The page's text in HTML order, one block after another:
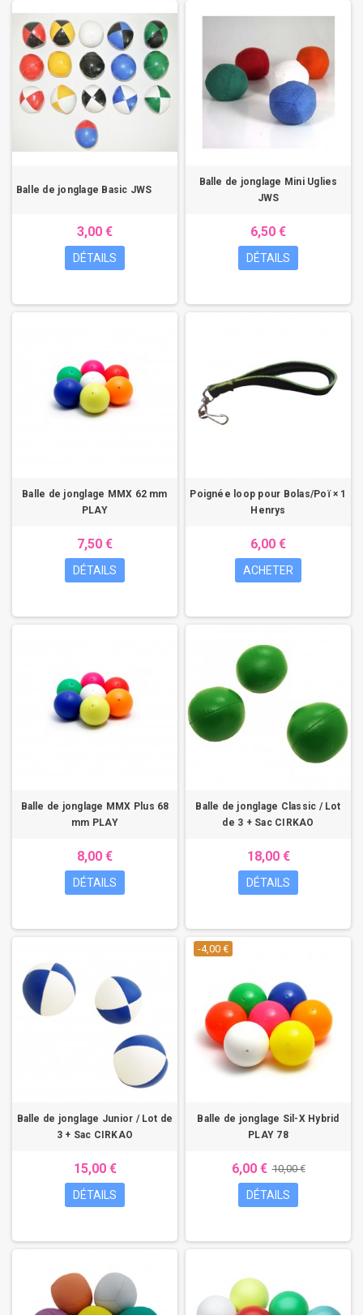
Balle de jonglage Basic JWS
3,00 €
DÉTAILS
Balle de jonglage Mini Uglies
JWS
6,50 €
DÉTAILS
Balle de jonglage MMX 62 mm
PLAY
7,50 €
DÉTAILS
Poignée loop pour Bolas/Poï × 1
Henrys
6,00 €
ACHETER
Balle de jonglage MMX Plus 68
mm PLAY
8,00 €
DÉTAILS
Balle de jonglage Classic / Lot
de 3 + Sac CIRKAO
18,00 €
DÉTAILS
Balle de jonglage Junior / Lot de
3 + Sac CIRKAO
15,00 €
DÉTAILS
-4,00 €
Balle de jonglage Sil-X Hybrid
PLAY 78
6,00 € 10,00 €
DÉTAILS